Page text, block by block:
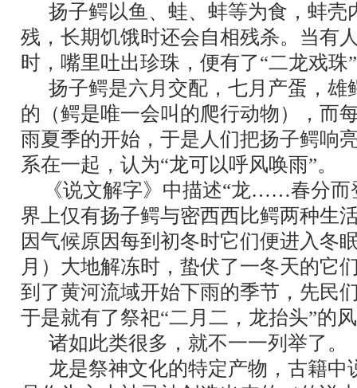
扬子鳄以鱼、蛙、蚌等为食，蚌壳
残，长期饥饿时还会自相残杀。当有
时，嘴里吐出珍珠，便有了“二龙戏珠
扬子鳄是六月交配，七月产蛋，雄
的（鳄是唯一会叫的爬行动物），而
雨夏季的开始，于是人们把扬子鳄响
系在一起，认为“龙可以呼风唤雨”。
《说文解字》中描述“龙……春分而
界上仅有扬子鳄与密西西比鳄两种生
因气候原因每到初冬时它们便进入冬
月）大地解冻时，蛰伏了一冬天的它
到了黄河流域开始下雨的季节，先民
于是就有了祭祀“二月二，龙抬头”的
诸如此类很多，就不一一列举了。
龙是祭神文化的特定产物，古籍中